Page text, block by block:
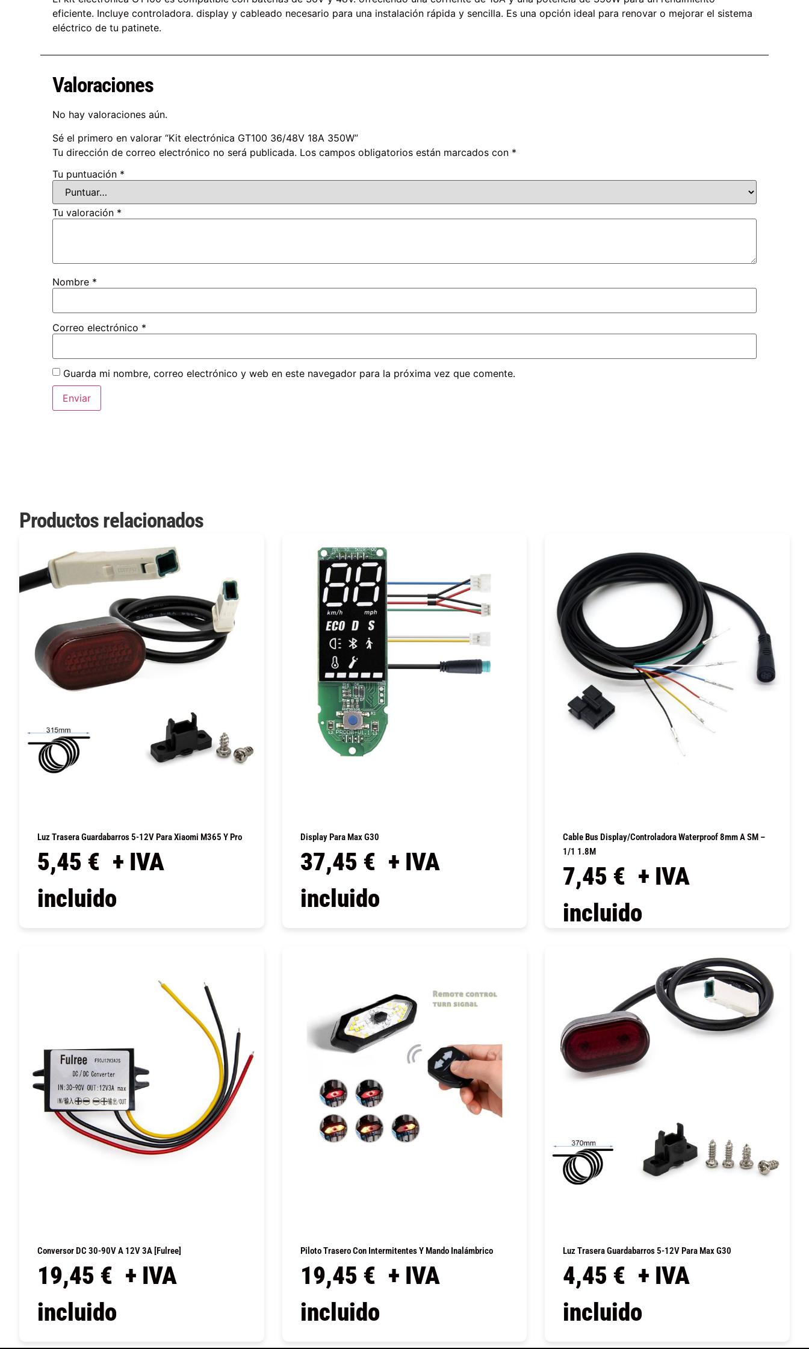
eficiente. Incluye controladora. display y cableado necesario para una instalación rápida y sencilla. Es una opción ideal para renovar o mejorar el sistema
eléctrico de tu patinete.
Valoraciones
No hay valoraciones aún.
Sé el primero en valorar “Kit electrónica GT100 36/48V 18A 350W”
Tu dirección de correo electrónico no será publicada. Los campos obligatorios están marcados con *
Tu puntuación *
Tu valoración *
Nombre *
Correo electrónico *
Guarda mi nombre, correo electrónico y web en este navegador para la próxima vez que comente.
Productos relacionados
Luz Trasera Guardabarros 5-12V Para Xiaomi M365 Y Pro
5,45 € + IVA
incluido
Display Para Max G30
37,45 € + IVA
incluido
Cable Bus Display/controladora Waterproof 8mm A SM –
1/1 1.8M
7,45 € + IVA
incluido
Conversor DC 30-90V A 12V 3A [Fulree]
19,45 € + IVA
incluido
Piloto Trasero Con Intermitentes Y Mando Inalámbrico
19,45 € + IVA
incluido
Luz Trasera Guardabarros 5-12V Para Max G30
4,45 € + IVA
incluido